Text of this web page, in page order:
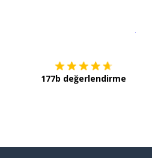
177b değerlendirme